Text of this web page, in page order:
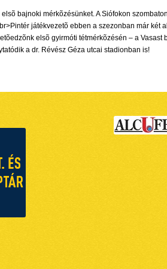
bajnoki mérkõzésünket. A Siófokon
játékvezetõ ebben a szezonban már két
elsõ gyirmóti tétmérkõzésén – a Vasast
a dr. Révész Géza utcai stadionban is!